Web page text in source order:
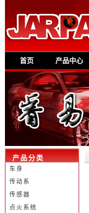
首页 产品中心
产品分类
车身
传动系
传感器
点火系统